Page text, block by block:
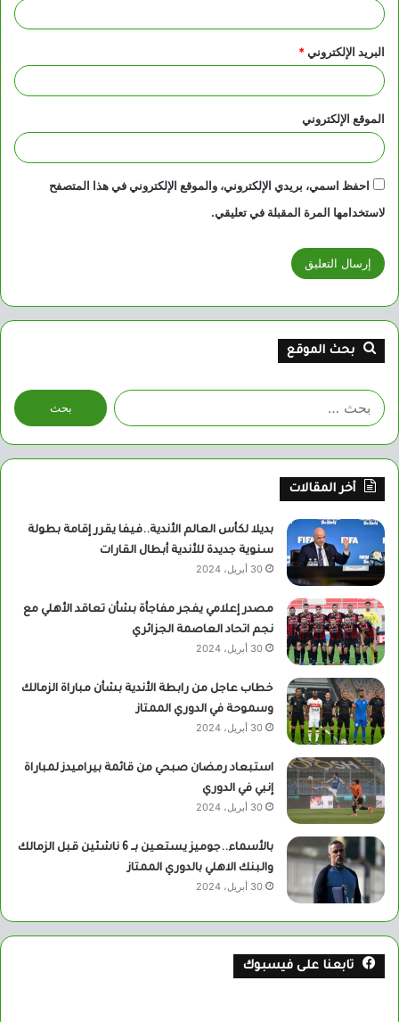
البريد الإلكتروني*
الموقع الإلكتروني
احفظ اسمي، بريدي الإلكتروني، والموقع الإلكتروني في هذا المتصفح
لاستخدامها المرة المقبلة في تعليقي.
بحث الموقع
البحث
عن:
أخر المقالات
بديلا لكأس العالم الأندية..فيفا يقرر إقامة بطولة
سنوية جديدة للأندية أبطال القارات
30 أبريل، 2024
مصدر إعلامي يفجر مفاجأة بشأن تعاقد الأهلي مع
نجم اتحاد العاصمة الجزائري
30 أبريل، 2024
خطاب عاجل من رابطة الأندية بشأن مباراة الزمالك
وسموحة في الدوري الممتاز
30 أبريل، 2024
استبعاد رمضان صبحي من قائمة بيراميدز لمباراة
إنبي في الدوري
30 أبريل، 2024
بالأسماء..جوميز يستعين بــ 6 ناشئين قبل الزمالك
والبنك الاهلي بالدوري الممتاز
30 أبريل، 2024
تابعنا على فيسبوك